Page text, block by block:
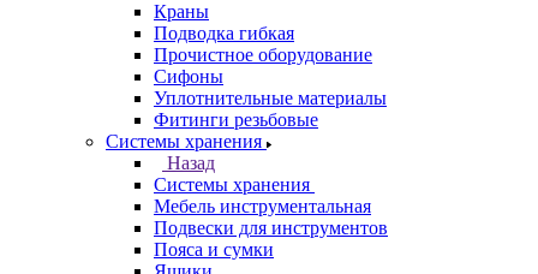
Краны
Подводка гибкая
Прочистное оборудование
Сифоны
Уплотнительные материалы
Фитинги резьбовые
Системы хранения
Назад
Системы хранения
Мебель инструментальная
Подвески для инструментов
Пояса и сумки